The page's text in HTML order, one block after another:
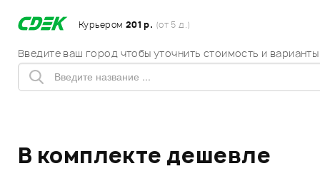
Курьером 201 р. (от 5 д.)
Введите ваш город чтобы уточнить стоимость и
В комплекте дешевле